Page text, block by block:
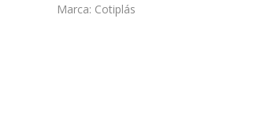
Marca: Cotiplás